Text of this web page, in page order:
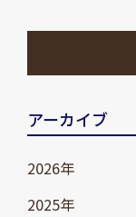
アーカイブ
2026年
2025年